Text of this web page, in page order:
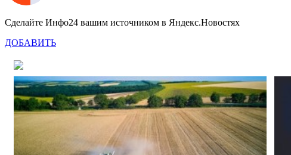
Сделайте Инфо24 вашим источником в Яндекс.Новостях
ДОБАВИТЬ